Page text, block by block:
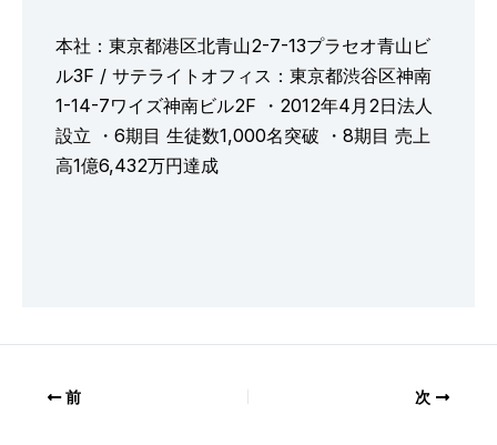
本社：東京都港区北青山2-7-13プラセオ青山ビ
ル3F / サテライトオフィス：東京都渋谷区神南
1-14-7ワイズ神南ビル2F ・2012年4月2日法人
設立 ・6期目 生徒数1,000名突破 ・8期目 売上
高1億6,432万円達成
前 次